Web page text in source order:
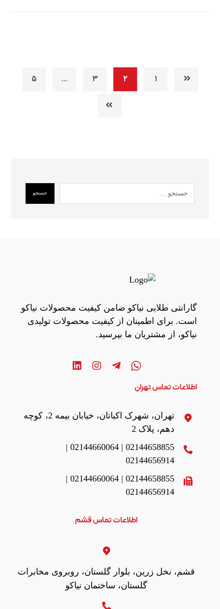
۱ ۲ ۳ … ۵
جستجو
گارانتی طلایی نیاکو ضامن کیفیت محصولات نیاکو
است. برای اطمینان از کیفیت محصولات تولیدی
نیاکو، از مشتریان ما بپرسید.
اطلاعات تماس تهران
تهران، شهرک اکباتان، خیابان بیمه 2، کوچه
دهم، پلاک 2
02144658855 | 02144660064 |
02144656914
02144658855 | 02144660064 |
02144656914
اطلاعات تماس قشم
قشم، نخل زرین، بلوار گلستان، روبروی مخابرات
گلستان، ساختمان نیاکو